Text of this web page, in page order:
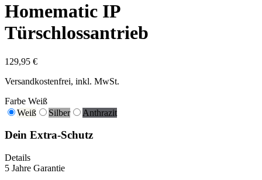
Homematic IP
Türschlossantrieb
129,95 €
Versandkostenfrei, inkl. MwSt.
Farbe Weiß
Weiß
Silber Anthrazit
Dein Extra-Schutz
Details
5 Jahre Garantie